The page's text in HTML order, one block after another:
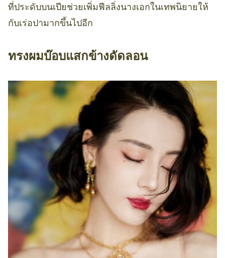
ที่ประดับบนเปียช่วยเพิ่มฟีลลิ่งนางเอกในเทพนิยายให้
กับเร่อปามากขึ้นไปอีก
ทรงผมบ๊อบแสกข้างดัดลอน